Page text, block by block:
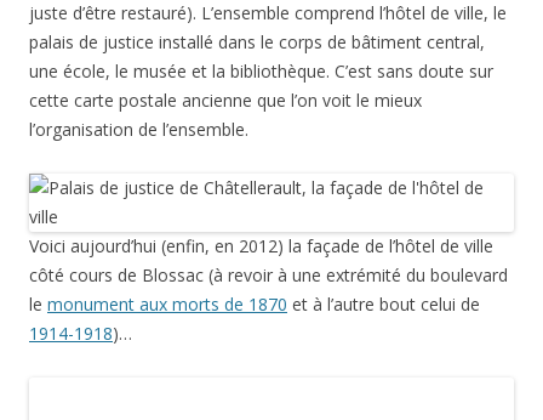
juste d’être restauré). L’ensemble comprend l’hôtel de ville, le
palais de justice installé dans le corps de bâtiment central,
une école, le musée et la bibliothèque. C’est sans doute sur
cette carte postale ancienne que l’on voit le mieux
l’organisation de l’ensemble.
Voici aujourd’hui (enfin, en 2012) la façade de l’hôtel de ville
côté cours de Blossac (à revoir à une extrémité du boulevard
le monument aux morts de 1870 et à l’autre bout celui de
1914-1918)…